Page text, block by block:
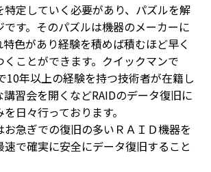
定していく必要があり、パズルを解
です。そのパズルは機器のメーカーに
色があり経験を積めば積むほど早く
くことができます。クイックマンで
10年以上の経験を持つ技術者が在籍し
習会を開くなどRAIDのデータ復旧に
日々行っております。
お急ぎでの復旧の多いＲＡＩＤ機器を
速で確実に安全にデータ復旧すること